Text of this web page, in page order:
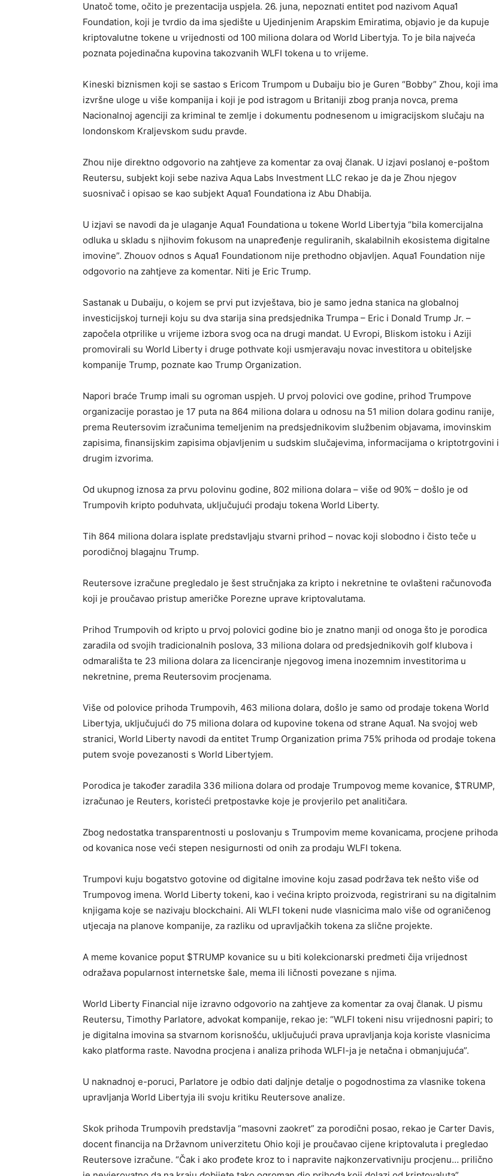
Unatoč tome, očito je prezentacija uspjela. 26. juna, nepoznati entitet pod nazivom Aqua1
Foundation, koji je tvrdio da ima sjedište u Ujedinjenim Arapskim Emiratima, objavio je da kupuje
kriptovalutne tokene u vrijednosti od 100 miliona dolara od World Libertyja. To je bila najveća
poznata pojedinačna kupovina takozvanih WLFI tokena u to vrijeme.
Kineski biznismen koji se sastao s Ericom Trumpom u Dubaiju bio je Guren “Bobby” Zhou, koji ima
izvršne uloge u više kompanija i koji je pod istragom u Britaniji zbog pranja novca, prema
Nacionalnoj agenciji za kriminal te zemlje i dokumentu podnesenom u imigracijskom slučaju na
londonskom Kraljevskom sudu pravde.
Zhou nije direktno odgovorio na zahtjeve za komentar za ovaj članak. U izjavi poslanoj e-poštom
Reutersu, subjekt koji sebe naziva Aqua Labs Investment LLC rekao je da je Zhou njegov
suosnivač i opisao se kao subjekt Aqua1 Foundationa iz Abu Dhabija.
U izjavi se navodi da je ulaganje Aqua1 Foundationa u tokene World Libertyja “bila komercijalna
odluka u skladu s njihovim fokusom na unapređenje reguliranih, skalabilnih ekosistema digitalne
imovine”. Zhouov odnos s Aqua1 Foundationom nije prethodno objavljen. Aqua1 Foundation nije
odgovorio na zahtjeve za komentar. Niti je Eric Trump.
Sastanak u Dubaiju, o kojem se prvi put izvještava, bio je samo jedna stanica na globalnoj
investicijskoj turneji koju su dva starija sina predsjednika Trumpa – Eric i Donald Trump Jr. –
započela otprilike u vrijeme izbora svog oca na drugi mandat. U Evropi, Bliskom istoku i Aziji
promovirali su World Liberty i druge pothvate koji usmjeravaju novac investitora u obiteljske
kompanije Trump, poznate kao Trump Organization.
Napori braće Trump imali su ogroman uspjeh. U prvoj polovici ove godine, prihod Trumpove
organizacije porastao je 17 puta na 864 miliona dolara u odnosu na 51 milion dolara godinu ranije,
prema Reutersovim izračunima temeljenim na predsjednikovim službenim objavama, imovinskim
zapisima, finansijskim zapisima objavljenim u sudskim slučajevima, informacijama o kriptotrgovini i
drugim izvorima.
Od ukupnog iznosa za prvu polovinu godine, 802 miliona dolara – više od 90% – došlo je od
Trumpovih kripto poduhvata, uključujući prodaju tokena World Liberty.
Tih 864 miliona dolara isplate predstavljaju stvarni prihod – novac koji slobodno i čisto teče u
porodičnoj blagajnu Trump.
Reutersove izračune pregledalo je šest stručnjaka za kripto i nekretnine te ovlašteni računovođa
koji je proučavao pristup američke Porezne uprave kriptovalutama.
Prihod Trumpovih od kripto u prvoj polovici godine bio je znatno manji od onoga što je porodica
zaradila od svojih tradicionalnih poslova, 33 miliona dolara od predsjednikovih golf klubova i
odmarališta te 23 miliona dolara za licenciranje njegovog imena inozemnim investitorima u
nekretnine, prema Reutersovim procjenama.
Više od polovice prihoda Trumpovih, 463 miliona dolara, došlo je samo od prodaje tokena World
Libertyja, uključujući do 75 miliona dolara od kupovine tokena od strane Aqua1. Na svojoj web
stranici, World Liberty navodi da entitet Trump Organization prima 75% prihoda od prodaje tokena
putem svoje povezanosti s World Libertyjem.
Porodica je također zaradila 336 miliona dolara od prodaje Trumpovog meme kovanice, $TRUMP,
izračunao je Reuters, koristeći pretpostavke koje je provjerilo pet analitičara.
Zbog nedostatka transparentnosti u poslovanju s Trumpovim meme kovanicama, procjene prihoda
od kovanica nose veći stepen nesigurnosti od onih za prodaju WLFI tokena.
Trumpovi kuju bogatstvo gotovine od digitalne imovine koju zasad podržava tek nešto više od
Trumpovog imena. World Liberty tokeni, kao i većina kripto proizvoda, registrirani su na digitalnim
knjigama koje se nazivaju blockchaini. Ali WLFI tokeni nude vlasnicima malo više od ograničenog
utjecaja na planove kompanije, za razliku od upravljačkih tokena za slične projekte.
A meme kovanice poput $TRUMP kovanice su u biti kolekcionarski predmeti čija vrijednost
odražava popularnost internetske šale, mema ili ličnosti povezane s njima.
World Liberty Financial nije izravno odgovorio na zahtjeve za komentar za ovaj članak. U pismu
Reutersu, Timothy Parlatore, advokat kompanije, rekao je: “WLFI tokeni nisu vrijednosni papiri; to
je digitalna imovina sa stvarnom korisnošću, uključujući prava upravljanja koja koriste vlasnicima
kako platforma raste. Navodna procjena i analiza prihoda WLFI-ja je netačna i obmanjujuća”.
U naknadnoj e-poruci, Parlatore je odbio dati daljnje detalje o pogodnostima za vlasnike tokena
upravljanja World Libertyja ili svoju kritiku Reutersove analize.
Skok prihoda Trumpovih predstavlja “masovni zaokret” za porodični posao, rekao je Carter Davis,
docent financija na Državnom univerzitetu Ohio koji je proučavao cijene kriptovaluta i pregledao
Reutersove izračune. “Čak i ako prođete kroz to i napravite najkonzervativniju procjenu… prilično